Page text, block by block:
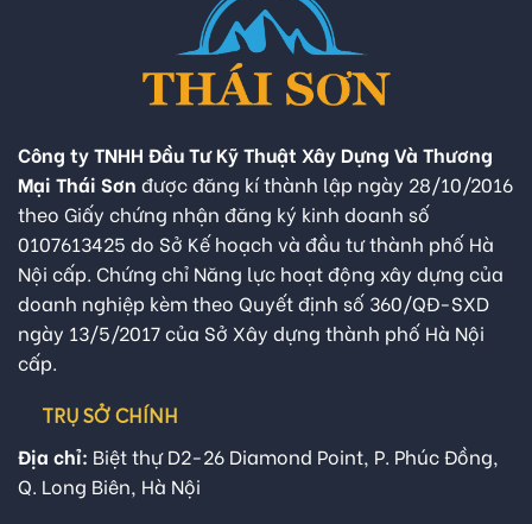
Công ty TNHH Đầu Tư Kỹ Thuật Xây Dựng Và Thương
Mại Thái Sơn được đăng kí thành lập ngày 28/10/2016
theo Giấy chứng nhận đăng ký kinh doanh số
0107613425 do Sở Kế hoạch và đầu tư thành phố Hà
Nội cấp. Chứng chỉ Năng lực hoạt động xây dựng của
doanh nghiệp kèm theo Quyết định số 360/QĐ-SXD
ngày 13/5/2017 của Sở Xây dựng thành phố Hà Nội
cấp.
TRỤ SỞ CHÍNH
Địa chỉ: Biệt thự D2-26 Diamond Point, P. Phúc Đồng,
Q. Long Biên, Hà Nội